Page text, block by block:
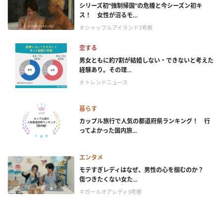
シリーズ初“強制帰国”の危機と今シーズン初キ
ス！ 女性が沼るモ...
＃シャッフルアイランド7考察
恋する
男女ともに約7割が結婚しない・できないと考えた
経験あり。その理...
＃トレンドニュース
暮らす
カップル旅行で人気の都道府県ランキング！ 行
ってよかった国内旅...
エンタメ
モテすぎレディはなぜ、男性の心を掴むのか？
傷つきたくない女た...
＃ガールオアレディ3考察